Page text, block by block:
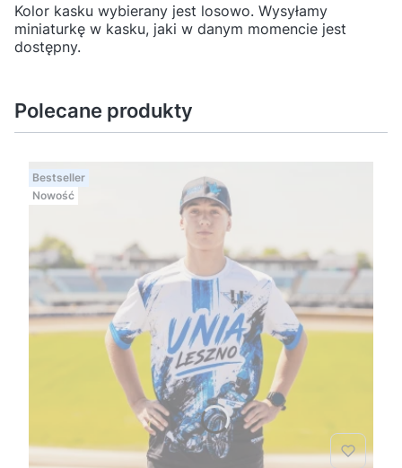
Kolor kasku wybierany jest losowo. Wysyłamy
miniaturkę w kasku, jaki w danym momencie jest
dostępny.
Polecane produkty
Bestseller
Nowość